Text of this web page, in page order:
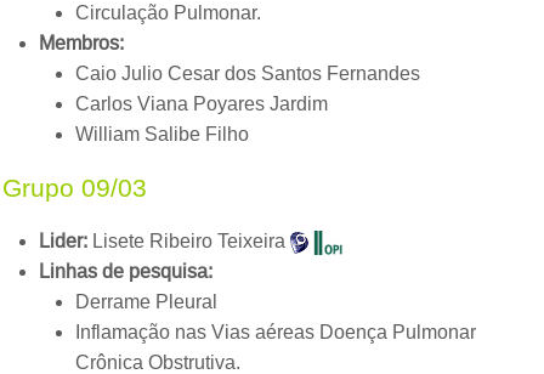
Circulação Pulmonar.
Membros:
Caio Julio Cesar dos Santos Fernandes
Carlos Viana Poyares Jardim
William Salibe Filho
Grupo 09/03
Lider: Lisete Ribeiro Teixeira
Linhas de pesquisa:
Derrame Pleural
Inflamação nas Vias aéreas Doença Pulmonar
Crônica Obstrutiva.